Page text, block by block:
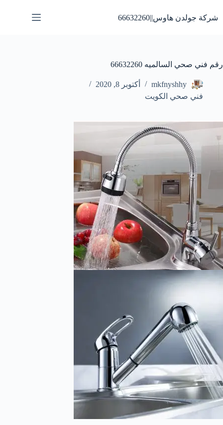
إلى
المحتوى
شركة جولدن هاوس||66632260
رقم فني صحي السالميه 66632260
mkfnyshhy
أكتوبر 8, 2020
فني صحي الكويت